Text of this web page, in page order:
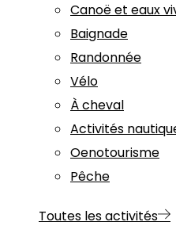
Canoë et eaux
Baignade
Randonnée
Vélo
À cheval
Activités
Oenotourisme
Pêche
Toutes les activités